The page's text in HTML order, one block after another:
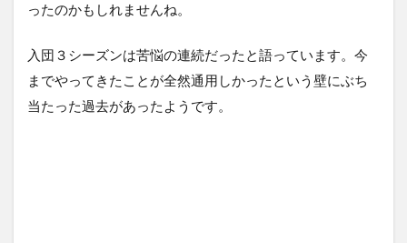
ったのかもしれませんね。
入団３シーズンは苦悩の連続だったと語っています。今
までやってきたことが全然通用しかったという壁にぶち
当たった過去があったようです。